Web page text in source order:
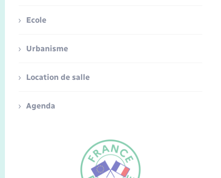
Ecole
Urbanisme
Location de salle
Agenda